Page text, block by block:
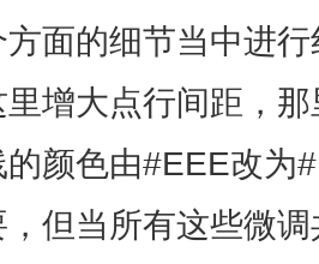
面的细节当中进
增大点行间距，
颜色由#EEE改为
但当所有这些微